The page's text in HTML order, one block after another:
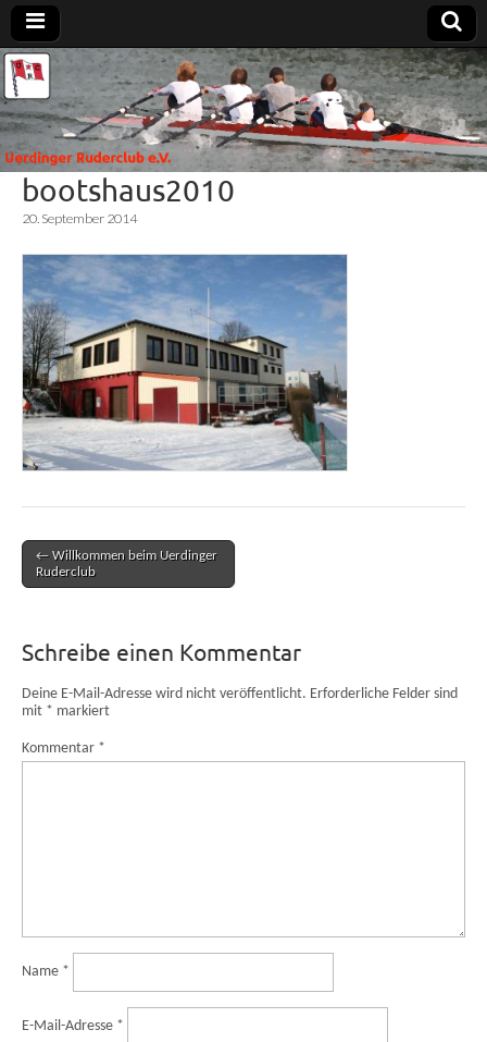
Uerdinger
Ruderclub
e.V.
Rudern in
Krefeld-
Uerdingen
bootshaus2010
20. September 2014
Post navigation
← Willkommen beim Uerdinger
Ruderclub
Schreibe einen Kommentar
Deine E-Mail-Adresse wird nicht veröffentlicht. Erforderliche Felder sind
mit * markiert
Kommentar *
Name *
E-Mail-Adresse *